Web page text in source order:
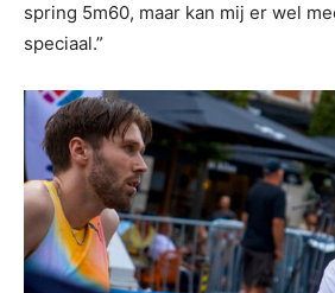
spring 5m60, maar kan mij er wel
speciaal.”